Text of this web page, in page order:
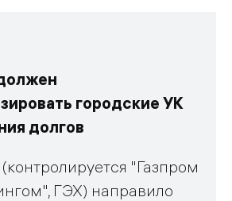
городские УК
долгов
"Газпром
ГЭХ) направило